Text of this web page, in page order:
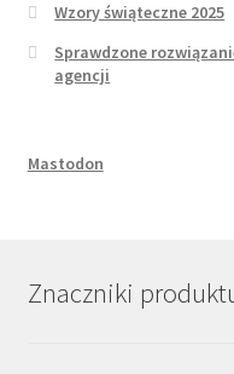
Wzory świąteczne 2025
Sprawdzone
agencji
Mastodon
Znaczniki